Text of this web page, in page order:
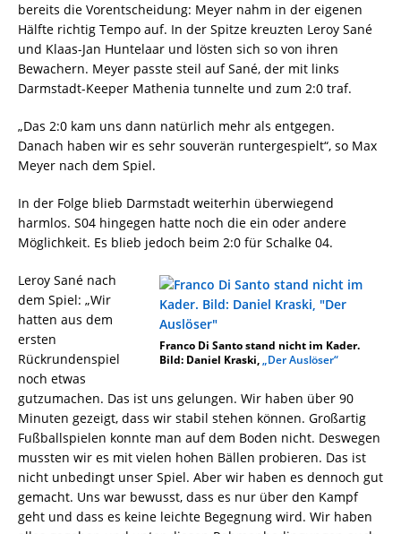
bereits die Vorentscheidung: Meyer nahm in der eigenen
Hälfte richtig Tempo auf. In der Spitze kreuzten Leroy Sané
und Klaas-Jan Huntelaar und lösten sich so von ihren
Bewachern. Meyer passte steil auf Sané, der mit links
Darmstadt-Keeper Mathenia tunnelte und zum 2:0 traf.
„Das 2:0 kam uns dann natürlich mehr als entgegen.
Danach haben wir es sehr souverän runtergespielt“, so Max
Meyer nach dem Spiel.
In der Folge blieb Darmstadt weiterhin überwiegend
harmlos. S04 hingegen hatte noch die ein oder andere
Möglichkeit. Es blieb jedoch beim 2:0 für Schalke 04.
Franco Di Santo stand nicht im Kader.
Bild: Daniel Kraski,„Der Auslöser“
Leroy Sané nach
dem Spiel: „Wir
hatten aus dem
ersten
Rückrundenspiel
noch etwas
gutzumachen. Das ist uns gelungen. Wir haben über 90
Minuten gezeigt, dass wir stabil stehen können. Großartig
Fußballspielen konnte man auf dem Boden nicht. Deswegen
mussten wir es mit vielen hohen Bällen probieren. Das ist
nicht unbedingt unser Spiel. Aber wir haben es dennoch gut
gemacht. Uns war bewusst, dass es nur über den Kampf
geht und dass es keine leichte Begegnung wird. Wir haben